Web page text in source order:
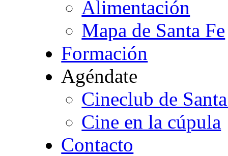
Alimentación
Mapa de Santa Fe
Formación
Agéndate
Cineclub de
Cine en la cúpula
Contacto